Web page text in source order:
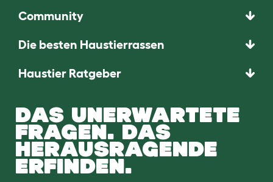
Community
Die besten Haustierrassen
Haustier Ratgeber
DAS UNERWARTETE
FRAGEN. DAS
HERAUSRAGENDE
ERFINDEN.